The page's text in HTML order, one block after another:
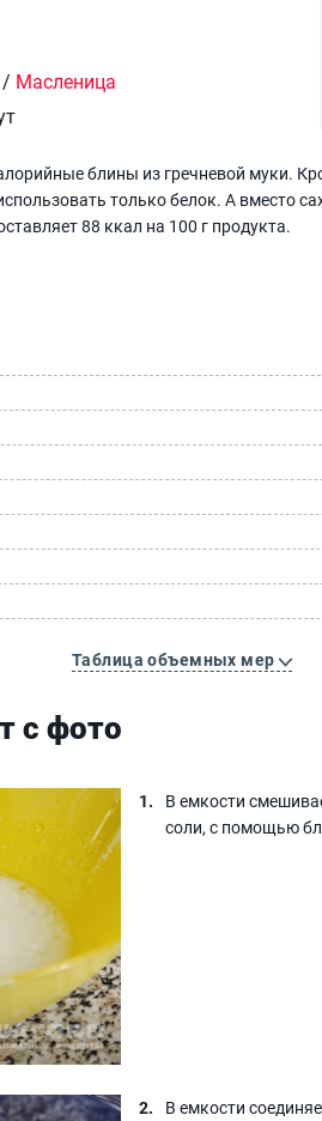
/ Масленица
блины из гречневой муки.
только белок. А вместо
88 ккал на 100 г продукта.
Таблица объемных мер
с фото
В емкости
соли, с помощью
В емкости